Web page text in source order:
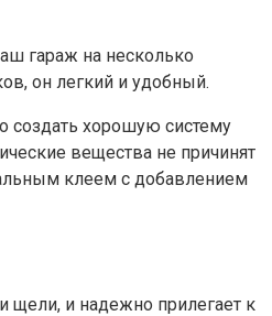
гараж на несколько
он легкий и удобный.
создать хорошую систему
вещества не причинят
клеем с добавлением
щели, и надежно прилегает к